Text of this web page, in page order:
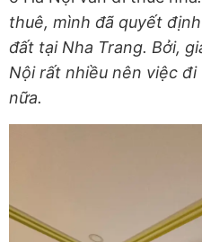
thuê, mình đã quyết
đất tại Nha Trang. Bởi,
Nội rất nhiều nên việc
nữa.